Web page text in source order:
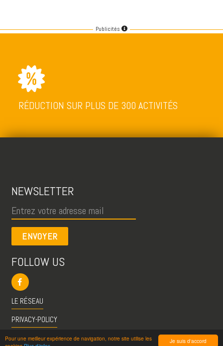
Je suis d'accord
Pour une meilleur expérience de navigation, notre site utilise les
Publicités
RÉDUCTION SUR PLUS DE 300 ACTIVITÉS
NEWSLETTER
ENVOYER
FOLLOW US
LE RÉSEAU
PRIVACY-POLICY
CGU